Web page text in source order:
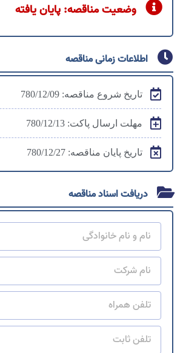
وضعیت مناقصه: پایان یافته
اطلاعات زمانی مناقصه
تاریخ شروع مناقصه: 780/12/09
مهلت ارسال پاکت: 780/12/13
تاریخ پایان مناقصه: 780/12/27
دریافت اسناد مناقصه